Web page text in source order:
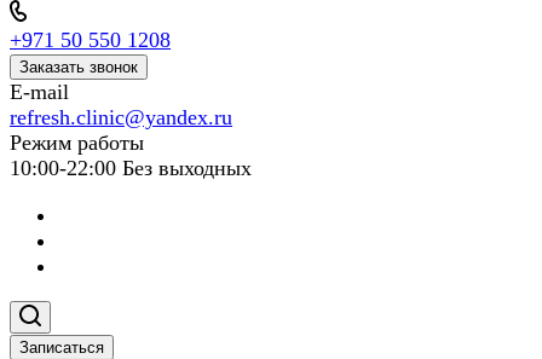
+971 50 550 1208
Заказать звонок
E-mail
refresh.clinic@yandex.ru
Режим работы
10:00-22:00 Без выходных
Записаться